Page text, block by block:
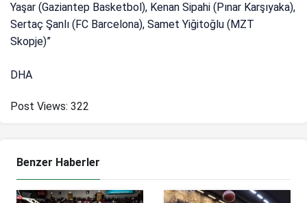
Yaşar (Gaziantep Basketbol), Kenan Sipahi (Pınar Karşıyaka),
Sertaç Şanlı (FC Barcelona), Samet Yiğitoğlu (MZT
Skopje)”
DHA
Post Views: 322
Benzer Haberler